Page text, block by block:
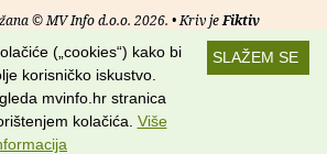
© MV Info d.o.o. 2026. • Kriv jeFiktiv
Uvjeti korištenja RSS kanali
Potraži nas na:
SLAŽEM SE
(„cookies“) kako bi
korisničko iskustvo.
mvinfo.hr stranica
kolačića. Više